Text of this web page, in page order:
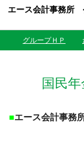
エース会計事務所
グループＨＰ
国民
■エース会計事